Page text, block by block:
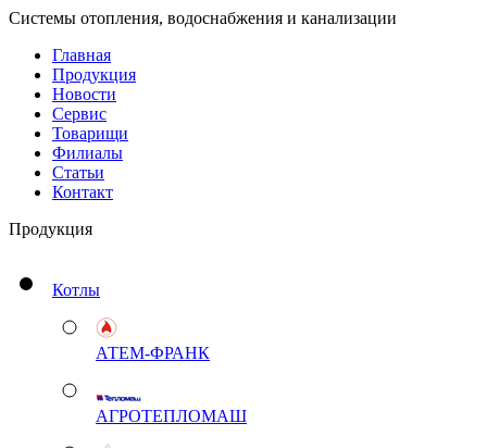
Системы отопления, водоснабжения и канализации
Главная
Продукция
Новости
Сервис
Товарищи
Филиалы
Статьи
Контакт
Продукция
Котлы
АТЕМ-ФРАНК
АГРОТЕПЛОМАШ